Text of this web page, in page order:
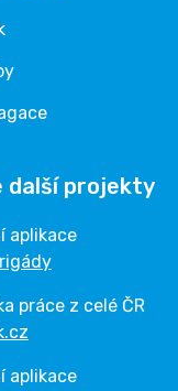
další projekty
aplikace
práce z celé ČR
aplikace